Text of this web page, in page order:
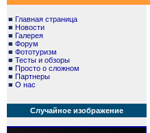
■ Главная страница
■ Новости
■ Галерея
■ Форум
■ Фототуризм
■ Тесты и обзоры
■ Просто о сложном
■ Партнеры
■ О нас
Случайное изображение